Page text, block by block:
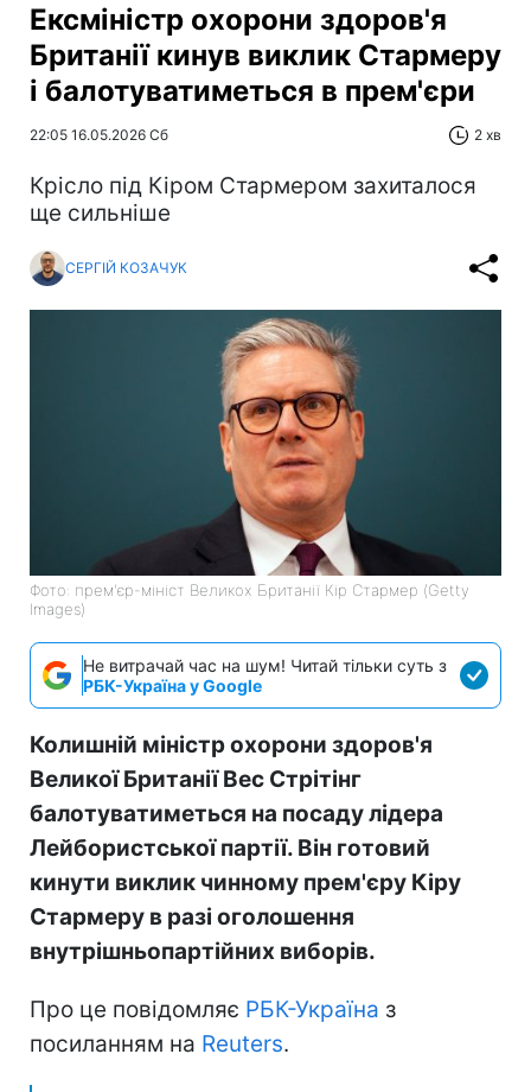
Ексміністр охорони здоров'я
Британії кинув виклик Стармеру
і балотуватиметься в прем'єри
22:05 16.05.2026 Сб 2 хв
Крісло під Кіром Стармером захиталося
ще сильніше
СЕРГІЙ КОЗАЧУК
Фото: прем'єр-мініст Великох Британії Кір Стармер (Getty
Images)
Не витрачай час на шум! Читай тільки суть з
РБК-Україна у Google
Колишній міністр охорони здоров'я
Великої Британії Вес Стрітінг
балотуватиметься на посаду лідера
Лейбористської партії. Він готовий
кинути виклик чинному прем'єру Кіру
Стармеру в разі оголошення
внутрішньопартійних виборів.
Про це повідомляє РБК-Україна з
посиланням на Reuters.